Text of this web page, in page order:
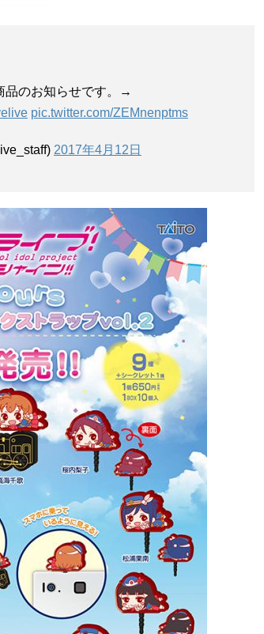
品のお知らせです。→
pic.twitter.com/ZEMnenptms
2017年4月12日